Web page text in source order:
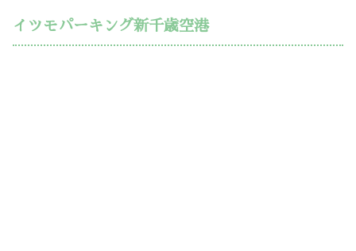
イツモパーキング新千歳空港